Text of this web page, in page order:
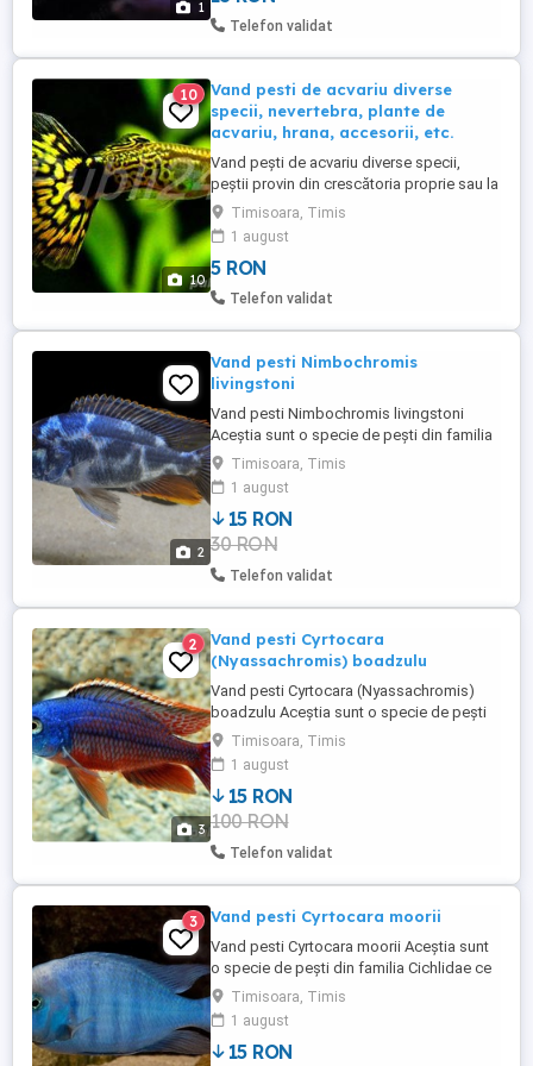
1
mbuna și populează malurile stâncoase
Telefon validat
10
10
Vand pesti de acvariu diverse
specii, nevertebra, plante de
acvariu, hrana, accesorii, etc.
Vand pești de acvariu diverse specii,
peștii provin din crescătoria proprie sau la
comanda de la diverse crescătorii din țară
și străinătate. Preturile începând de la 5lei,
sunt în funcție de specie și dimensiunea
peștilor. Se livrează decât în Timișoara și
localitățile învecinate sau se poate ridica
Timisoara, Timis
1 august
5 RON
Telefon validat
2
Vand pesti Nimbochromis
livingstoni
Vand pesti Nimbochromis livingstoni
Aceștia sunt o specie de pești din familia
Cichlidae ce au habitatul în Lacul Malawi.
Specie puțin agresivă, ușor de crescut în
acvarii fiind compatibila cu alte specii de
cichlidae. Preturile sunt în funcție de
dimensiunea peștilor.: - 2-3 cm - 15 lei buc
- 3-4 ...
Timisoara, Timis
1 august
15 RON
30 RON
Telefon validat
3
2
Vand pesti Cyrtocara
(Nyassachromis) boadzulu
Vand pesti Cyrtocara (Nyassachromis)
boadzulu Aceștia sunt o specie de pești
din familia Cichlidae ce au habitatul în
Lacul Malawi. Specie puțin agresivă, ușor
de crescut în acvarii fiind compatibila cu
alte specii de cichlidae. Preturile sunt în
funcție de dimensiunea peștilor.: - 2-3 cm -
15 lei ...
Timisoara, Timis
1 august
15 RON
100 RON
Telefon validat
3 Vand pesti Cyrtocara moorii
Vand pesti Cyrtocara moorii Aceștia sunt
o specie de pești din familia Cichlidae ce
au habitatul în Lacul Malawi. Specie puțin
agresivă, ușor de crescut în acvarii fiind
compatibila cu alte specii de cichlidae.
Preturile sunt în funcție de dimensiunea
Timisoara, Timis
1 august
15 RON